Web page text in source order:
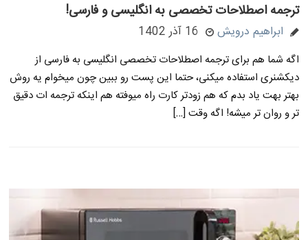
ترجمه اصطلاحات تخصصی به انگلیسی و فارسی!
ابراهیم درویش 16 آذر 1402
اگه شما هم برای ترجمه اصطلاحات تخصصی انگلیسی به فارسی از
دیکشنری استفاده میکنی، حتما این پست رو ببین چون میخوام یه روش
بهتر بهت یاد بدم که هم زودتر کارت راه میوفته هم اینکه ترجمه ات دقیق
تر و روان تر میشه! اگه وقت […]